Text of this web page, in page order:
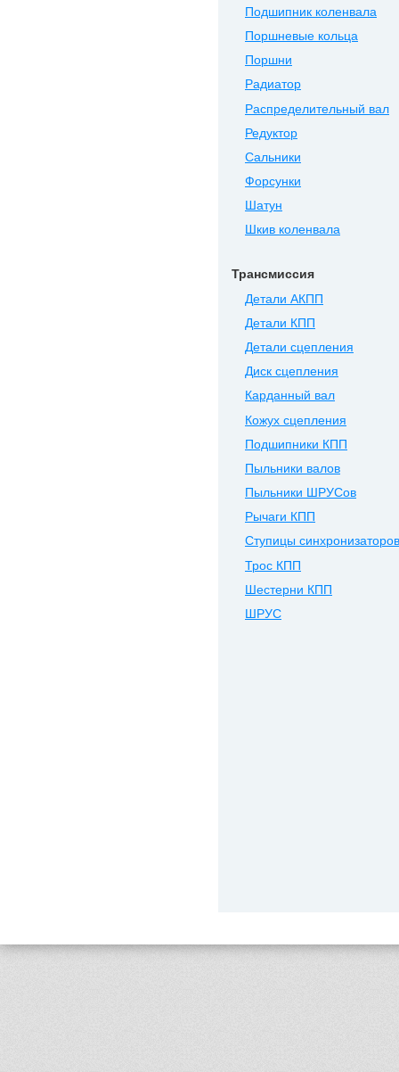
Подшипник коленвала
Поршневые кольца
Поршни
Радиатор
Распределительный вал
Редуктор
Сальники
Форсунки
Шатун
Шкив коленвала
Трансмиссия
Детали АКПП
Детали КПП
Детали сцепления
Диск сцепления
Карданный вал
Кожух сцепления
Подшипники КПП
Пыльники валов
Пыльники ШРУСов
Рычаги КПП
Ступицы синхронизаторов
Трос КПП
Шестерни КПП
ШРУС